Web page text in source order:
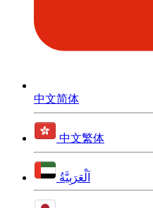
中文简体
中文繁体
اَلْعَرَبِيَّةُ